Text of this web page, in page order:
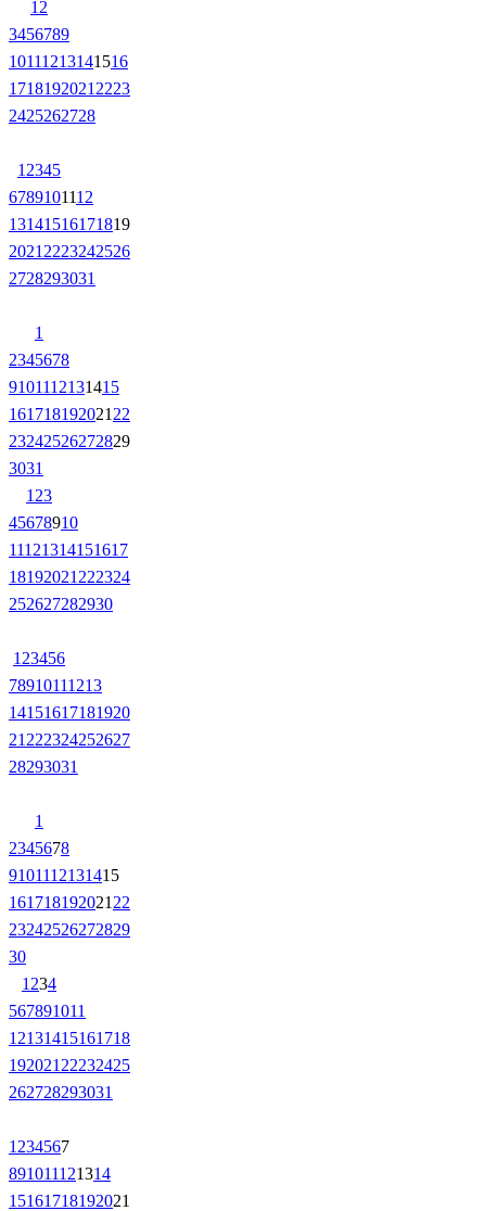
1 2
3456789
10111213141516
1718192021 2223
2425262728
1 2345
6789101112
13141516171819
2021 2223242526
2728293031
1
2345678
9101112131415
161718192021 22
23242526272829
3031
1 23
45678910
11121314151617
18192021 222324
252627282930
1 23456
78910111213
14151617181920
21 222324252627
28293031
1
2345678
9101112131415
161718192021 22
23242526272829
30
1 234
567891011
12131415161718
192021 22232425
262728293031
1 234567
891011121314
15161718192021